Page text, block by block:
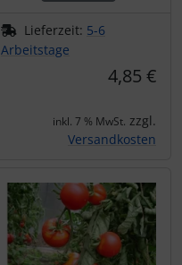
Lieferzeit: 5-6
Arbeitstage
4,85 €
inkl. 7 % MwSt. zzgl.
Versandkosten